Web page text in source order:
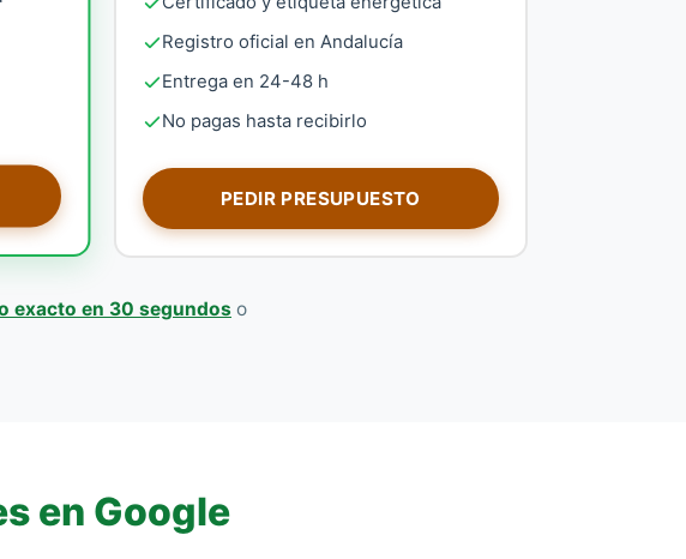
Registro oficial en Andalucía
Entrega en 24-48 h
No pagas hasta recibirlo
PEDIR PRESUPUESTO
exacto en 30 segundos o
en Google